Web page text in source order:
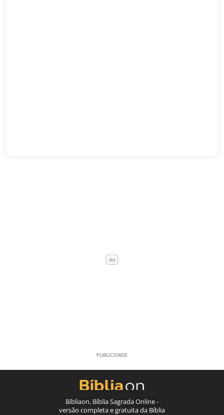
Bíbliaon, Bíblia Sagrada Online -
versão completa e gratuita da Bíblia